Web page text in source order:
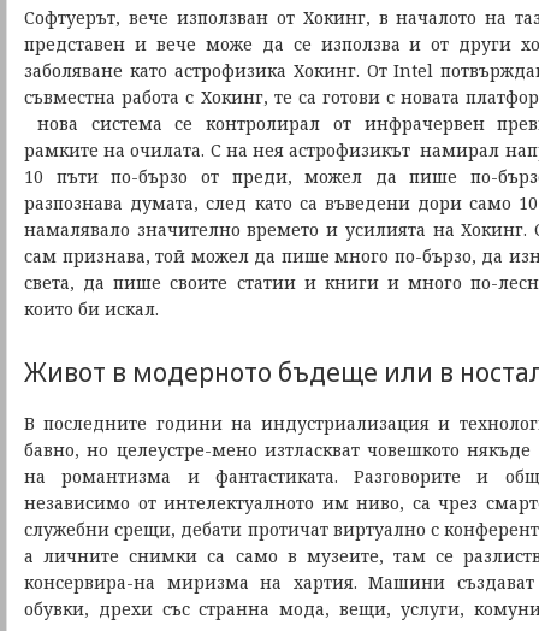
Софтуерът, вече използван от Хокинг, в началото на
представен и вече може да се използва и от други
заболяване като астрофизика Хокинг. От Intel
съвместна работа с Хокинг, те са готови с новата
нова система се контролирал от инфрачервен
рамките на очилата. С на нея астрофизикът намирал
10 пъти по-бързо от преди, можел да пише по-
разпознава думата, след като са въведени дори само
намалявало значително времето и усилията на Хокинг.
сам признава, той можел да пише много по-бързо, да
света, да пише своите статии и книги и много по-
които би искал.
Живот в модерното бъдеще или в
В последните години на индустриализация и
бавно, но целеустре-мено изтласкват човешкото
на романтизма и фантастиката. Разговорите и
независимо от интелектуалното им ниво, са чрез
служебни срещи, дебати протичат виртуално с
а личните снимки са само в музеите, там се
консервира-на миризма на хартия. Машини
обувки, дрехи със странна мода, вещи, услуги,